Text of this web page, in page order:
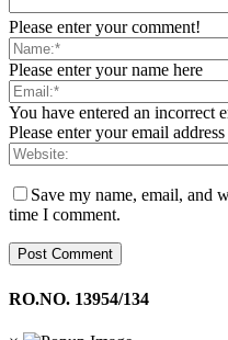
Please enter your comment!
Please enter your name here
You have entered an incorrect
Please enter your email address
Save my name, email, and
time I comment.
RO.NO. 13954/134